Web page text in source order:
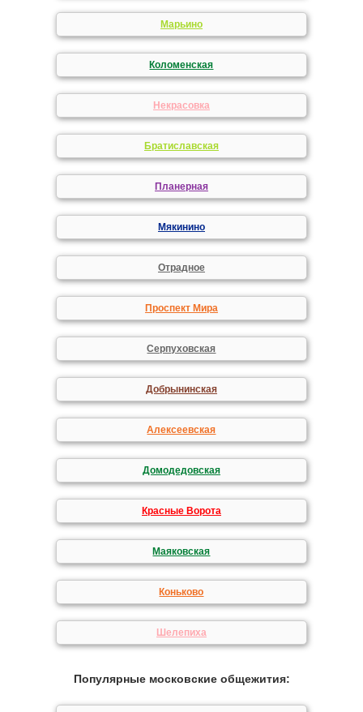
Марьино
Коломенская
Некрасовка
Братиславская
Планерная
Мякинино
Отрадное
Проспект Мира
Серпуховская
Добрынинская
Алексеевская
Домодедовская
Красные Ворота
Маяковская
Коньково
Шелепиха
Популярные московские общежития: